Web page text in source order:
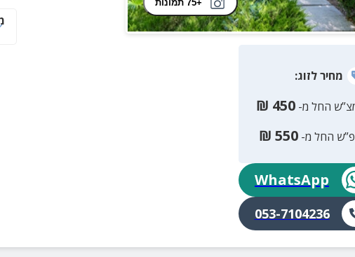
+75 תמונות
מחירלזוג:
החל מ- 450
₪
החל מ- 550
₪
WhatsApp
053-7104236